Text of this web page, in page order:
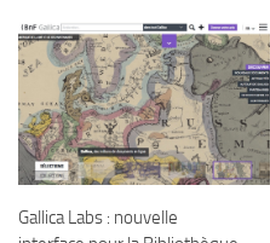
Gallica Labs : nouvelle